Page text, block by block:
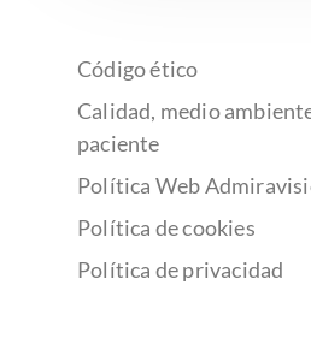
Código ético
Calidad, medio
paciente
Política Web
Política de cookies
Política de privacidad